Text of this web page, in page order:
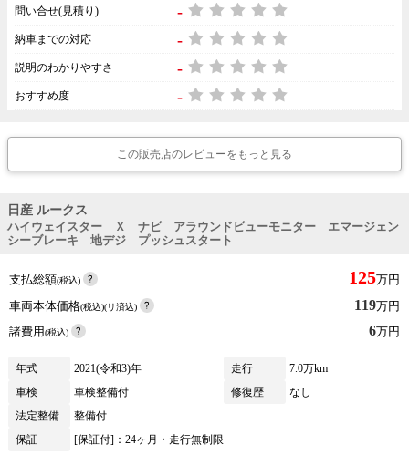
問い合せ(見積り) -
納車までの対応 -
説明のわかりやすさ -
おすすめ度 -
この販売店のレビューをもっと見る
日産 ルークス
ハイウェイスター Ｘ ナビ アラウンドビューモニター エマージェン
シーブレーキ 地デジ プッシュスタート
支払総額(税込) 125万円
車両本体価格(税込)(リ済込) 119万円
諸費用(税込) 6万円
年式 2021(令和3)年 走行
7.0万km
車検
車検整備付 修復歴
なし
法定整備
整備付
保証
[保証付]：24ヶ月・走行無制限